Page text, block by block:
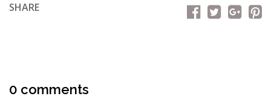
SHARE
0 comments